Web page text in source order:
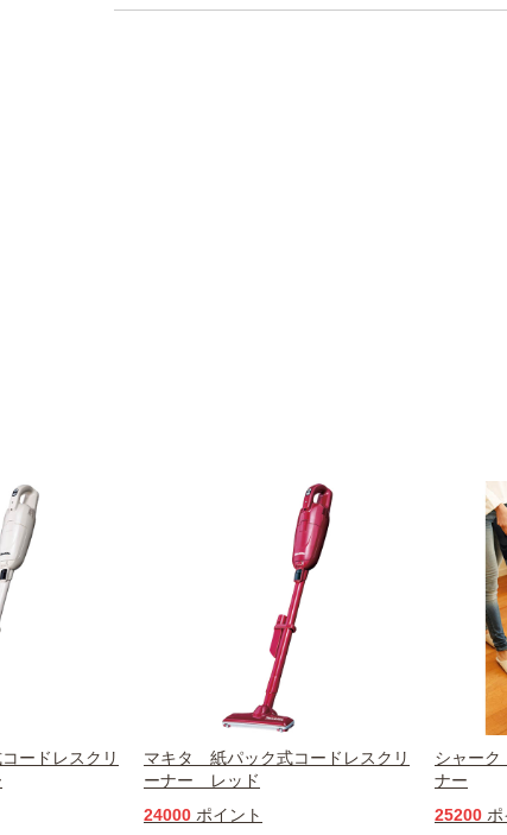
ードレスクリ
マキタ 紙パック式コードレスクリ
ーナー レッド
24000 ポイント
シャー
ナー
25200 ポ